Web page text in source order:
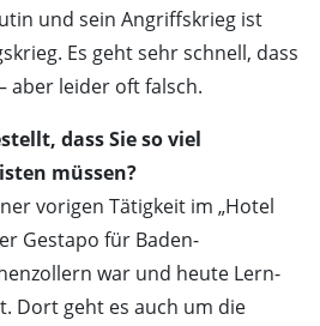
und sein Angriffskrieg ist
Es geht sehr schnell, dass
aber leider oft falsch.
dass Sie so viel
müssen?
vorigen Tätigkeit im „Hotel
Gestapo für Baden-
war und heute Lern-
Dort geht es auch um die